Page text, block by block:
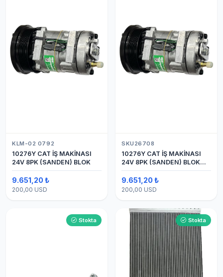
KLM-02 0792
10276Y CAT İŞ MAKİNASI
24V 8PK (SANDEN) BLOK
9.651,20 ₺
200,00 USD
SKU26708
10276Y CAT İŞ MAKİNASI
24V 8PK (SANDEN) BLOK
SAPLAMALI KLİMA
KOMPRESÖRÜ 7H15
9.651,20 ₺
200,00 USD
Stokta Stokta